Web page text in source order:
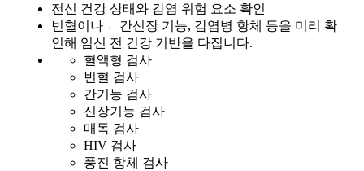
전신 건강 상태와 감염 위험 요소 확인
빈혈이나 간〮신장 기능, 감염병 항체 등을 미리 확
인해 임신 전 건강 기반을 다집니다.
혈액형 검사
빈혈 검사
간기능 검사
신장기능 검사
매독 검사
HIV 검사
풍진 항체 검사